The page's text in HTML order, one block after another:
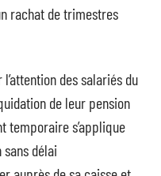
rachat de trimestres
l’attention des salariés du
de leur pension
temporaire s’applique
sans délai